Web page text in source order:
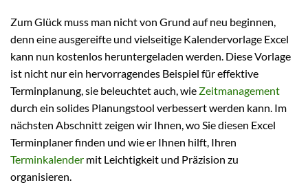
Zum Glück muss man nicht von Grund auf neu beginnen,
denn eine ausgereifte und vielseitige Kalendervorlage Excel
kann nun kostenlos heruntergeladen werden. Diese Vorlage
ist nicht nur ein hervorragendes Beispiel für effektive
Terminplanung, sie beleuchtet auch, wie Zeitmanagement
durch ein solides Planungstool verbessert werden kann. Im
nächsten Abschnitt zeigen wir Ihnen, wo Sie diesen Excel
Terminplaner finden und wie er Ihnen hilft, Ihren
Terminkalender mit Leichtigkeit und Präzision zu
organisieren.